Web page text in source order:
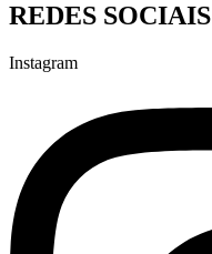
REDES SOCIAIS
Instagram